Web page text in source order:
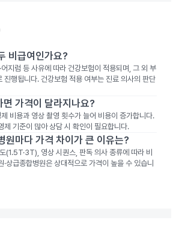
비급여인가요?
어지럼 등 사유에 따라 건강보험이 적용되며, 그 외 부
진행됩니다. 건강보험 적용 여부는 진료 의사의 판단
면 가격이 달라지나요?
비용과 영상 촬영 횟수가 늘어 비용이 증가합니다.
제 기준이 많아 상담 시 확인이 필요합니다.
원마다 가격 차이가 큰 이유는?
(1.5T·3T), 영상 시퀀스, 판독 의사 종류에 따라 비
상급종합병원은 상대적으로 가격이 높을 수 있습니